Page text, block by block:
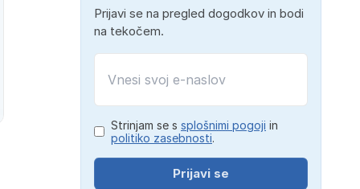
Prijavi se na pregled dogodkov in bodi
na tekočem.
Strinjam se s splošnimi pogoji in
politiko zasebnosti.
Prijavi se